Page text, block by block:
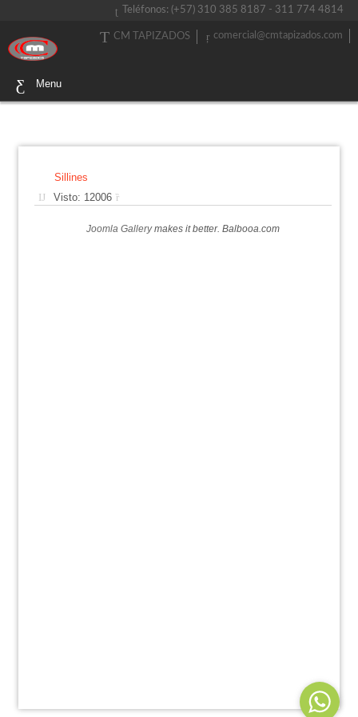
Teléfonos: (+57) 310 385 8187 - 311 774 4814
comercial@cmtapizados.com
CM TAPIZADOS
Menu
Sillines
Visto: 12006
Joomla Gallerymakes it better. Balbooa.com